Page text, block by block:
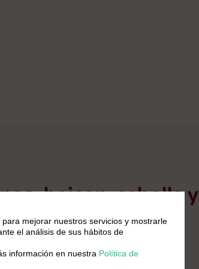
beicon, cebolla y
mejorar nuestros servicios y mostrarle
el análisis de sus hábitos de
información en nuestra Política de